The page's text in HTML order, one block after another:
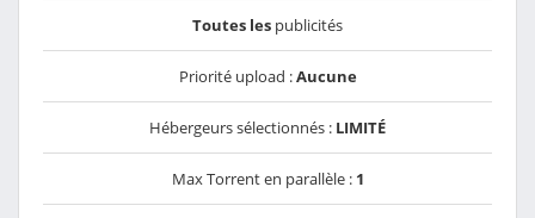
Toutes les publicités
Priorité upload :Aucune
Hébergeurs sélectionnés : LIMITÉ
Max Torrent en parallèle : 1